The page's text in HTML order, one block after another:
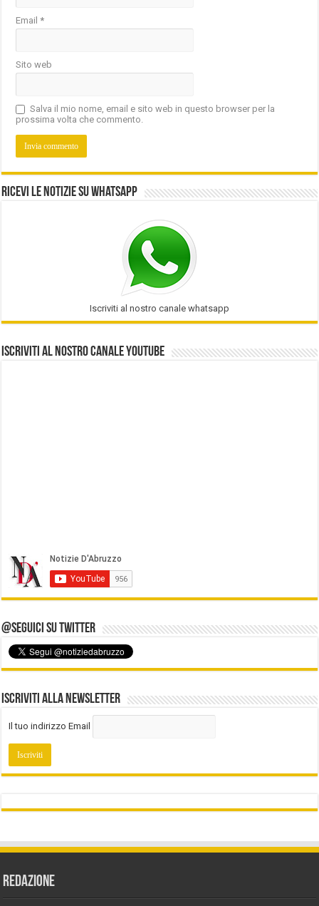
Email*
Sito web
Salva il mio nome, email e sito web in questo browser per la
prossima volta che commento.
Ricevi le notizie su Whatsapp
Iscriviti al nostro canale whatsapp
Iscriviti al nostro Canale Youtube
@Seguici su Twitter
Iscriviti alla Newsletter
Il tuo indirizzo Email
REDAZIONE